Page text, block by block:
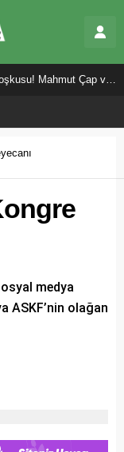
ve Ekibi Vatandaşları Buluşturdu
medya
ASKF’nin olağan